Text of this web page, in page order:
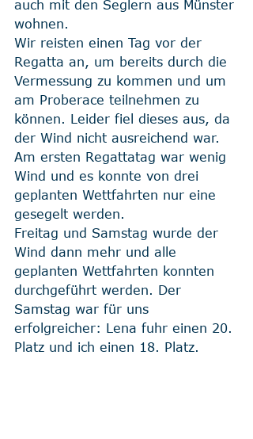
auch mit den Seglern aus Münster
wohnen.
Wir reisten einen Tag vor der
Regatta an, um bereits durch die
Vermessung zu kommen und um
am Proberace teilnehmen zu
können. Leider fiel dieses aus, da
der Wind nicht ausreichend war.
Am ersten Regattatag war wenig
Wind und es konnte von drei
geplanten Wettfahrten nur eine
gesegelt werden.
Freitag und Samstag wurde der
Wind dann mehr und alle
geplanten Wettfahrten konnten
durchgeführt werden. Der
Samstag war für uns
erfolgreicher: Lena fuhr einen 20.
Platz und ich einen 18. Platz.